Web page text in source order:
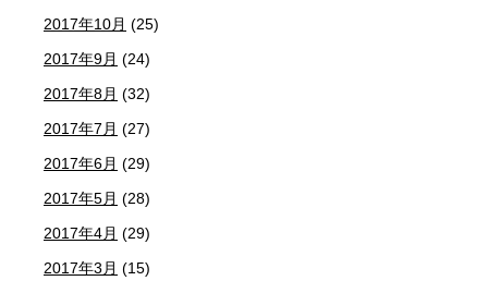
2017年10月 (25)
2017年9月 (24)
2017年8月 (32)
2017年7月 (27)
2017年6月 (29)
2017年5月 (28)
2017年4月 (29)
2017年3月 (15)